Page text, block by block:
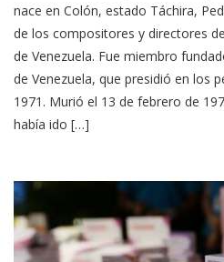
nace en Colón, estado Táchira,
de los compositores y directores
de Venezuela. Fue miembro
de Venezuela, que presidió en los
1971. Murió el 13 de febrero de
había ido […]